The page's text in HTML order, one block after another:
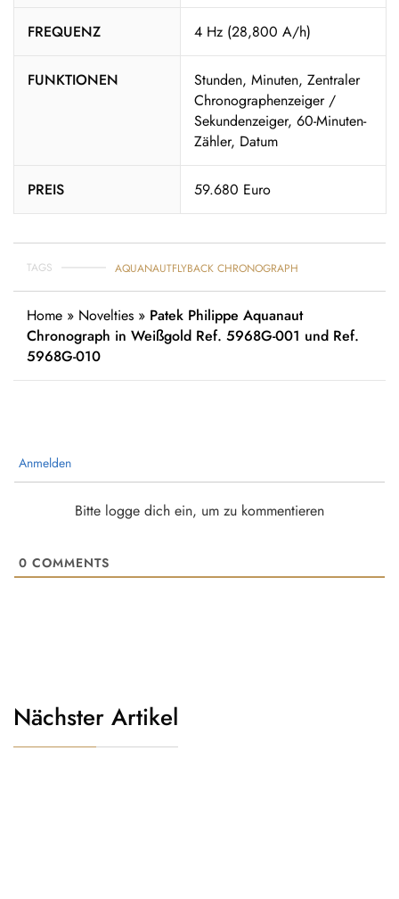
FREQUENZ 4 Hz (28,800 A/h)
FUNKTIONEN
Stunden, Minuten, Zentraler
Chronographenzeiger /
Sekundenzeiger, 60-Minuten-
Zähler, Datum
PREIS 59.680 Euro
TAGS AQUANAUTFLYBACK CHRONOGRAPH
Home » Novelties » Patek Philippe Aquanaut
Chronograph in Weißgold Ref. 5968G-001 und Ref.
5968G-010
Anmelden
Bitte logge dich ein, um zu kommentieren
0 COMMENTS
Nächster Artikel